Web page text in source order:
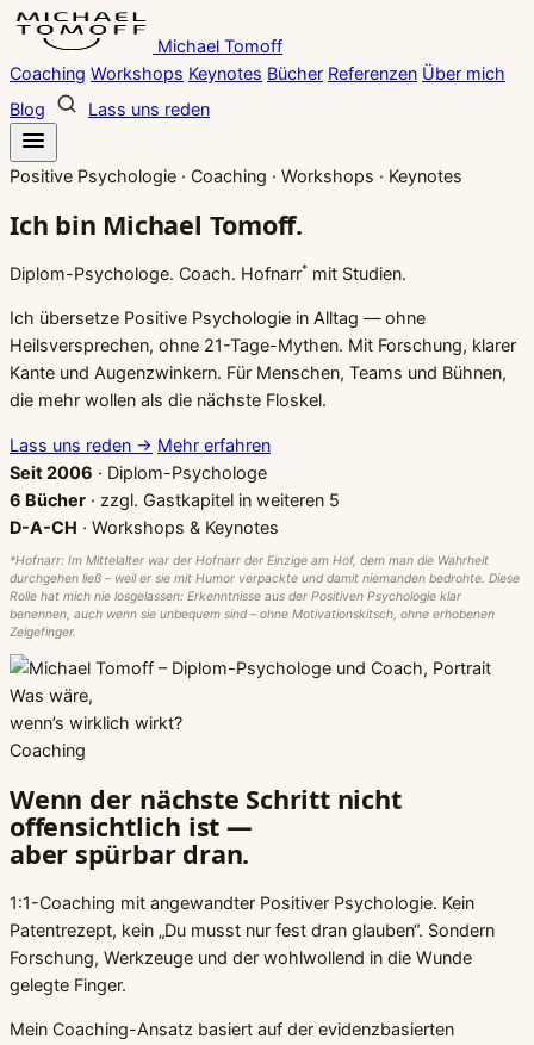
Zum
Inhalt
springen
Michael Tomoff
Coaching Workshops Keynotes Bücher Referenzen Über mich
Blog
Lass uns reden
Positive Psychologie · Coaching · Workshops · Keynotes
Ich bin Michael Tomoff.
Diplom-Psychologe. Coach. Hofnarr* mit Studien.
Ich übersetze Positive Psychologie in Alltag — ohne
Heilsversprechen, ohne 21-Tage-Mythen. Mit Forschung, klarer
Kante und Augenzwinkern. Für Menschen, Teams und Bühnen,
die mehr wollen als die nächste Floskel.
Lass uns reden → Mehr erfahren
Seit 2006 · Diplom-Psychologe
6 Bücher · zzgl. Gastkapitel in weiteren 5
D-A-CH · Workshops & Keynotes
*Hofnarr: Im Mittelalter war der Hofnarr der Einzige am Hof, dem man die Wahrheit
durchgehen ließ – weil er sie mit Humor verpackte und damit niemanden bedrohte. Diese
Rolle hat mich nie losgelassen: Erkenntnisse aus der Positiven Psychologie klar
benennen, auch wenn sie unbequem sind – ohne Motivationskitsch, ohne erhobenen
Zeigefinger.
Was wäre,
wenn’s wirklich wirkt?
Coaching
Wenn der nächste Schritt nicht
offensichtlich ist —
aber spürbar dran.
1:1-Coaching mit angewandter Positiver Psychologie. Kein
Patentrezept, kein „Du musst nur fest dran glauben“. Sondern
Forschung, Werkzeuge und der wohlwollend in die Wunde
gelegte Finger.
Mein Coaching-Ansatz basiert auf der evidenzbasierten